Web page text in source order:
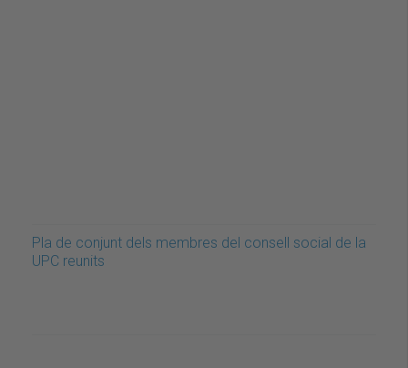
Pla de conjunt dels membres del consell social de la
UPC reunits